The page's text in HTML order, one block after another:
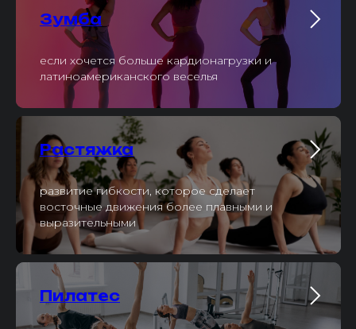
Зумба
если хочется больше кардионагрузки и
латиноамериканского веселья
Растяжка
развитие гибкости, которое сделает
восточные движения более плавными и
выразительными
Пилатес